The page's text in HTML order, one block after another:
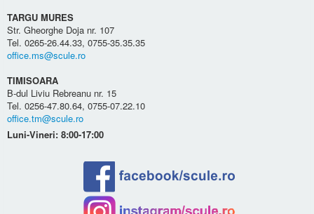
TARGU MURES
Str. Gheorghe Doja nr. 107
Tel. 0265-26.44.33, 0755-35.35.35
office.ms@scule.ro
TIMISOARA
B-dul Liviu Rebreanu nr. 15
Tel. 0256-47.80.64, 0755-07.22.10
office.tm@scule.ro
Luni-Vineri: 8:00-17:00